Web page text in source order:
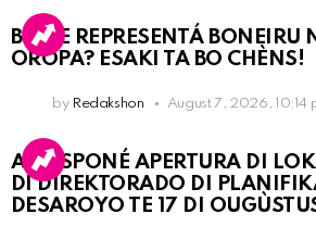
BO KE REPRESENTÁ BONEIRU
OROPA? ESAKI TA BO CHÈNS!
by Redakshon August 7, 2026, 10:14
A POSPONÉ APERTURA DI
DI DIREKTORADO DI
DESAROYO TE 17 DI